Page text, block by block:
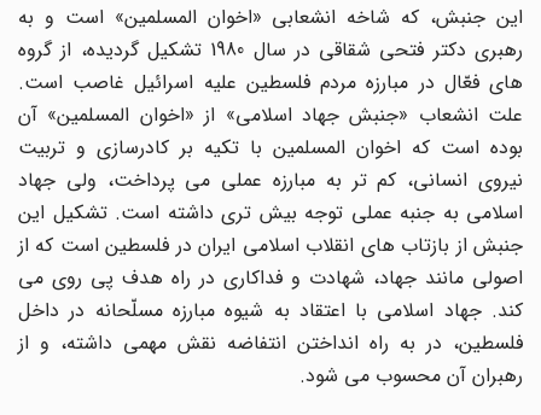
این جنبش، که شاخه انشعابى «اخوان المسلمین» است و به
رهبرى دکتر فتحى شقاقى در سال 1980 تشکیل گردیده، از گروه
هاى فعّال در مبارزه مردم فلسطین علیه اسرائیل غاصب است.
علت انشعاب «جنبش جهاد اسلامى» از «اخوان المسلمین» آن
بوده است که اخوان المسلمین با تکیه بر کادرسازى و تربیت
نیروى انسانى، کم تر به مبارزه عملى مى پرداخت، ولى جهاد
اسلامى به جنبه عملى توجه بیش ترى داشته است. تشکیل این
جنبش از بازتاب هاى انقلاب اسلامى ایران در فلسطین است که از
اصولى مانند جهاد، شهادت و فداکارى در راه هدف پى روى مى
کند. جهاد اسلامى با اعتقاد به شیوه مبارزه مسلّحانه در داخل
فلسطین، در به راه انداختن انتفاضه نقش مهمى داشته، و از
رهبران آن محسوب مى شود.